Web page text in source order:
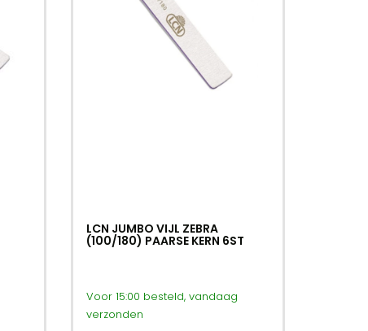
LCN JUMBO VIJL ZEBRA
(100/180) PAARSE KERN 6ST
Voor 15:00 besteld, vandaag
verzonden